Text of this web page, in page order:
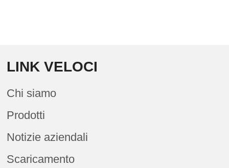
LINK VELOCI
Chi siamo
Prodotti
Notizie aziendali
Scaricamento